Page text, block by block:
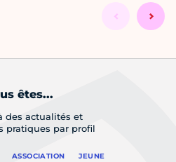
êtes...
des actualités et
pratiques par profil
ASSOCIATION JEUNE